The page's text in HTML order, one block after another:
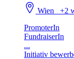
Wien+2
PromoterIn
FundraiserIn
...
Initiativ